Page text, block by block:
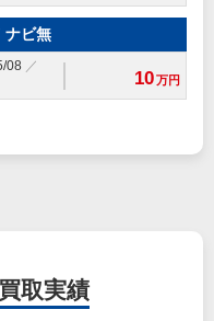
ナビ無
08
10万円
取実績